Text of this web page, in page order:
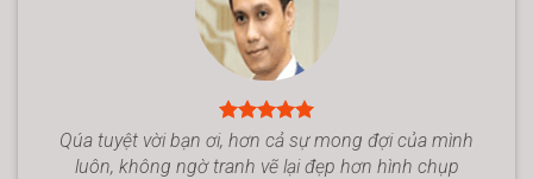
Qúa tuyệt vời bạn ơi, hơn cả sự mong đợi của mình
luôn, không ngờ tranh vẽ lại đẹp hơn hình chụp